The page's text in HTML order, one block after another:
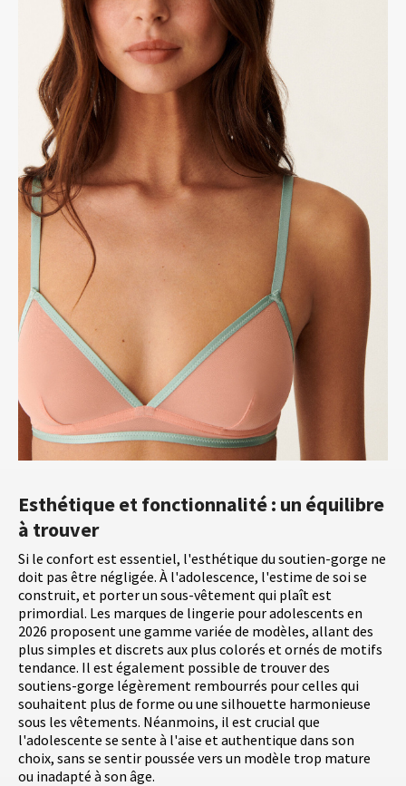
Esthétique et fonctionnalité : un équilibre
à trouver
Si le confort est essentiel, l'esthétique du soutien-gorge ne
doit pas être négligée. À l'adolescence, l'estime de soi se
construit, et porter un sous-vêtement qui plaît est
primordial. Les marques de lingerie pour adolescents en
2026 proposent une gamme variée de modèles, allant des
plus simples et discrets aux plus colorés et ornés de motifs
tendance. Il est également possible de trouver des
soutiens-gorge légèrement rembourrés pour celles qui
souhaitent plus de forme ou une silhouette harmonieuse
sous les vêtements. Néanmoins, il est crucial que
l'adolescente se sente à l'aise et authentique dans son
choix, sans se sentir poussée vers un modèle trop mature
ou inadapté à son âge.